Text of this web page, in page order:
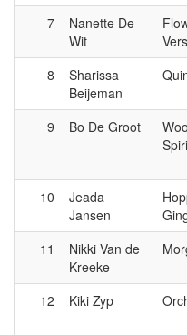
7
Nanette De
Wit
8
Sharissa
Beijeman
9
Bo De Groot
10
Jeada
Jansen
11
Nikki Van de
Kreeke
12
Kiki Zyp